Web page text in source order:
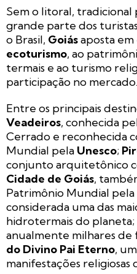
Sem o litoral,
grande parte dos
o Brasil, Goiásaposta em
ecoturismo, ao
termais e ao turismo
participação no mercado.
Entre os principais
Veadeiros, conhecida
Cerrado e reconhecida
Mundial pela Unesco;
conjunto arquitetônico
Cidade de Goiás,
Patrimônio Mundial pela
considerada uma das
hidrotermais do planeta;
anualmente milhares de
do Divino Pai Eterno,
manifestações religiosas